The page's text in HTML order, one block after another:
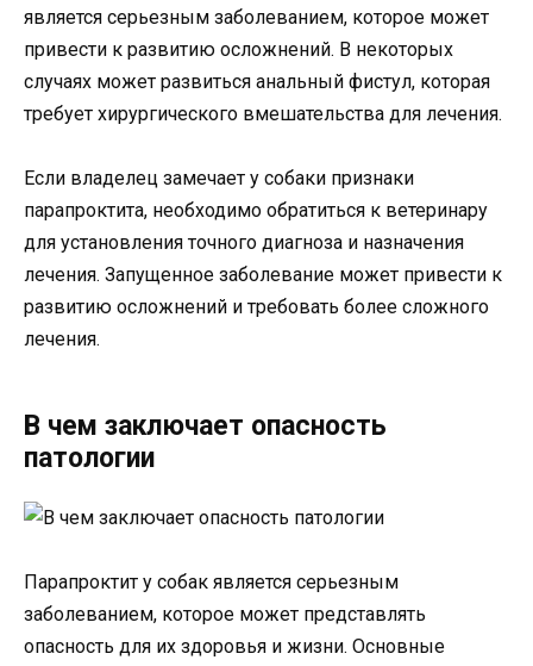
является серьезным заболеванием, которое может
привести к развитию осложнений. В некоторых
случаях может развиться анальный фистул, которая
требует хирургического вмешательства для лечения.
Если владелец замечает у собаки признаки
парапроктита, необходимо обратиться к ветеринару
для установления точного диагноза и назначения
лечения. Запущенное заболевание может привести к
развитию осложнений и требовать более сложного
лечения.
В чем заключает опасность
патологии
Парапроктит у собак является серьезным
заболеванием, которое может представлять
опасность для их здоровья и жизни. Основные